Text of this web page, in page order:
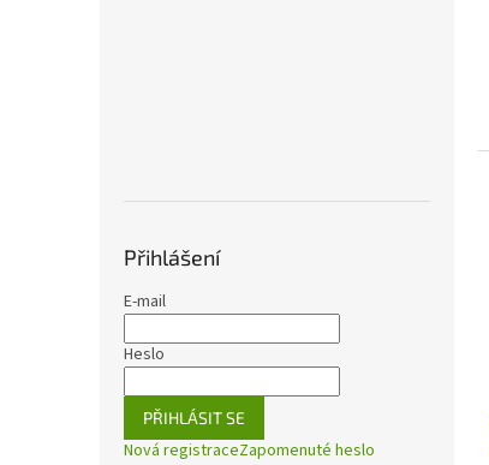
Přihlášení
E-mail
Heslo
PŘIHLÁSIT SE
Nová registraceZapomenuté heslo